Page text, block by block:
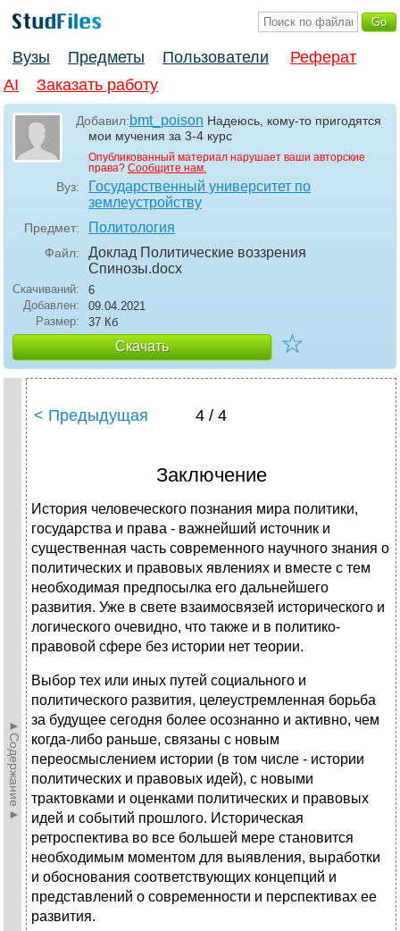
Вузы Предметы Пользователи
Реферат
AI
Заказать работу
Добавил:bmt_poison Надеюсь, кому-то пригодятся
мои мучения за 3-4 курс
Опубликованный материал нарушает ваши авторские
права? Сообщите нам.
Вуз:
Государственный университет по
землеустройству
Предмет: Политология
Файл:
Доклад Политические воззрения
Спинозы.docx
Скачиваний:
6
Добавлен:
09.04.2021
Размер:
37 Кб
Скачать ☆
►Содержание►
< Предыдущая 4 / 4
Заключение
История человеческого познания мира политики,
государства и права - важнейший источник и
существенная часть современного научного знания о
политических и правовых явлениях и вместе с тем
необходимая предпосылка его дальнейшего
развития. Уже в свете взаимосвязей исторического и
логического очевидно, что также и в политико-
правовой сфере без истории нет теории.
Выбор тех или иных путей социального и
политического развития, целеустремленная борьба
за будущее сегодня более осознанно и активно, чем
когда-либо раньше, связаны с новым
переосмыслением истории (в том числе - истории
политических и правовых идей), с новыми
трактовками и оценками политических и правовых
идей и событий прошлого. Историческая
ретроспектива во все большей мере становится
необходимым моментом для выявления, выработки
и обоснования соответствующих концепций и
представлений о современности и перспективах ее
развития.